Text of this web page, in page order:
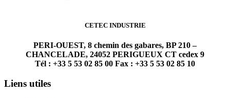
CETEC INDUSTRIE
PERI-OUEST, 8 chemin des gabares, BP 210 –
CHANCELADE, 24052 PERIGUEUX CT cedex 9
Tél : +33 5 53 02 85 00 Fax : +33 5 53 02 85 10
Liens utiles